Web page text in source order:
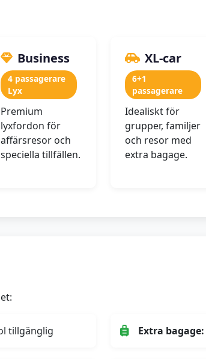
Business
4 passagerare
Lyx
Premium
lyxfordon för
affärsresor och
speciella tillfällen.
XL-car
6+1
passagerare
Idealiskt för
grupper, familjer
och resor med
extra bagage.
tillgänglig Extra bagage: